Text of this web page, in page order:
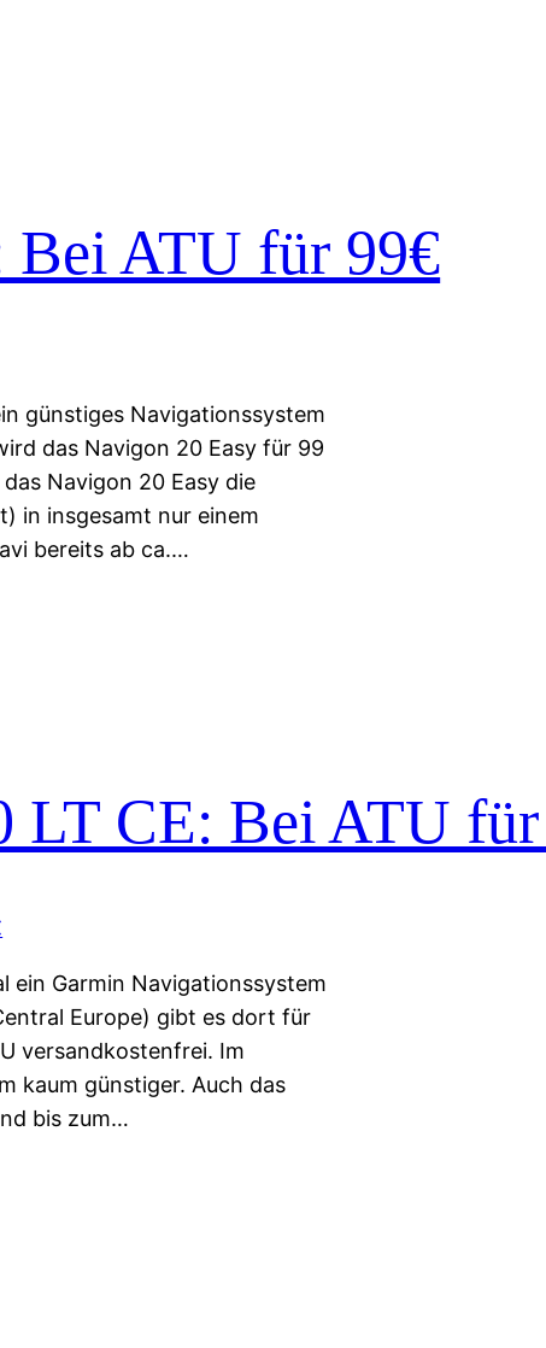
Bei ATU für 99€
günstiges Navigationssystem
das Navigon 20 Easy für 99
Navigon 20 Easy die
in insgesamt nur einem
bereits ab ca.…
LT CE: Bei ATU
ein Garmin Navigationssystem
Europe) gibt es dort für
versandkostenfrei. Im
kaum günstiger. Auch das
bis zum…